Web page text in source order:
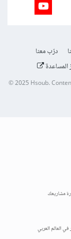
درّب معنا
المساعدة
© 2025Hsoub.